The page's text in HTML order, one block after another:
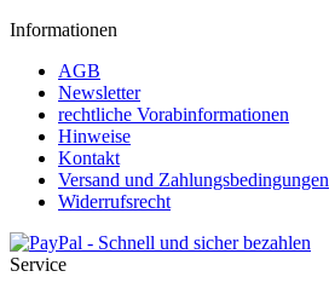
Informationen
AGB
Newsletter
rechtliche Vorabinformationen
Hinweise
Kontakt
Versand und Zahlungsbedingungen
Widerrufsrecht
Service